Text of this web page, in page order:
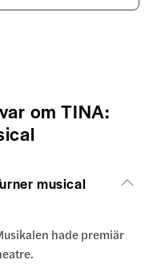
om TINA:
musical
hade premiär